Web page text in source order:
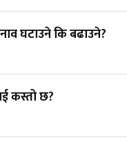
घटाउने कि बढाउने?
कस्तो छ?